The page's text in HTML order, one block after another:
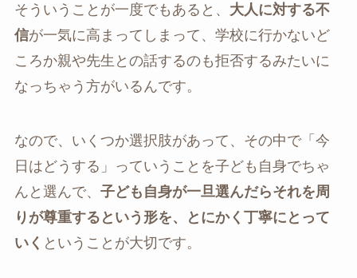
そういうことが一度でもあると、 大人に対する不
信が一気に高まってしまって、学校に行かないど
ころか親や先生との話するのも拒否するみたいに
なっちゃう方がいるんです。
なので、いくつか選択肢があって、その中で「今
日はどうする」っていうことを子ども自身でちゃ
んと選んで、 子ども自身が一旦選んだらそれを周
りが尊重するという形を、とにかく丁寧にとって
いく ということが大切です。